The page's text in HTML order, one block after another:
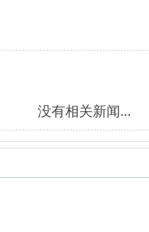
没有相关新闻...